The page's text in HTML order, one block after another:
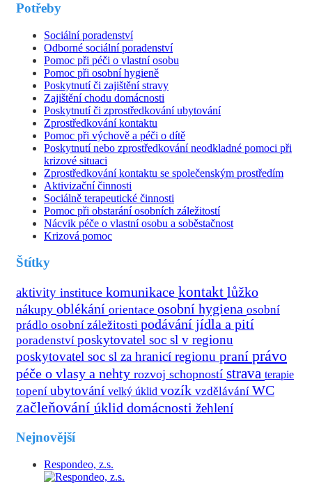
Potřeby
Sociální poradenství
Odborné sociální poradenství
Pomoc při péči o vlastní osobu
Pomoc při osobní hygieně
Poskytnutí či zajištění stravy
Zajištění chodu domácnosti
Poskytnutí či zprostředkování ubytování
Zprostředkování kontaktu
Pomoc při výchově a péči o dítě
Poskytnutí nebo zprostředkování neodkladné pomoci při
krizové situaci
Zprostředkování kontaktu se společenským prostředím
Aktivizační činnosti
Sociálně terapeutické činnosti
Pomoc při obstarání osobních záležitostí
Nácvik péče o vlastní osobu a soběstačnost
Krizová pomoc
Štítky
aktivity instituce komunikace kontakt lůžko
nákupy oblékání orientace osobní hygiena osobní
prádlo osobní záležitosti podávání jídla a pití
poradenství poskytovatel soc sl v regionu
poskytovatel soc sl za hranicí regionu praní právo
péče o vlasy a nehty rozvoj schopností strava terapie
topení ubytování velký úklid vozík vzdělávání WC
začleňování úklid domácnosti žehlení
Nejnovější
Respondeo, z.s.